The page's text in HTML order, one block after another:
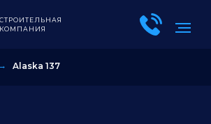
СТРОИТЕЛЬНАЯ
КОМПАНИЯ
→ Alaska 137